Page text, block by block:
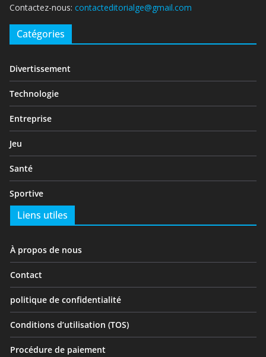
Contactez-nous: contacteditorialge@gmail.com
Catégories
Divertissement
Technologie
Entreprise
Jeu
Santé
Sportive
Liens utiles
À propos de nous
Contact
politique de confidentialité
Conditions d’utilisation (TOS)
Procédure de paiement